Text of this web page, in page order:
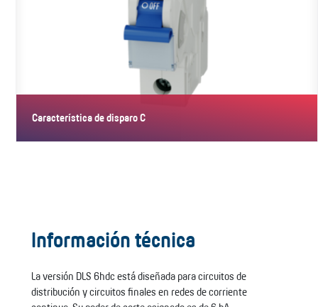
Característica de disparo C
Con la característica de disparo C, los interruptores garantizan
Información técnica
La versión DLS 6hdc está diseñada para circuitos de
distribución y circuitos finales en redes de corriente